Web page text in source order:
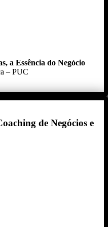
a Essência do Negócio
– PUC
de Negócios e